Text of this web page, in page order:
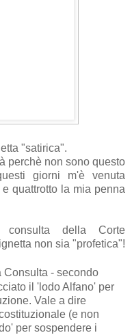
"satirica".
perchè non sono questo
giorni m'è venuta
quattrotto la mia penna
della Corte
non sia "profetica"!
Consulta - secondo
il 'lodo Alfano' per
Vale a dire
(e non
per sospendere i